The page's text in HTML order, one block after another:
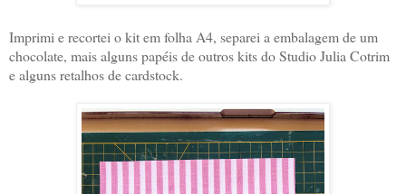
Imprimi e recortei o kit em folha A4, separei a embalagem de um
chocolate, mais alguns papéis de outros kits do Studio Julia Cotrim
e alguns retalhos de cardstock.